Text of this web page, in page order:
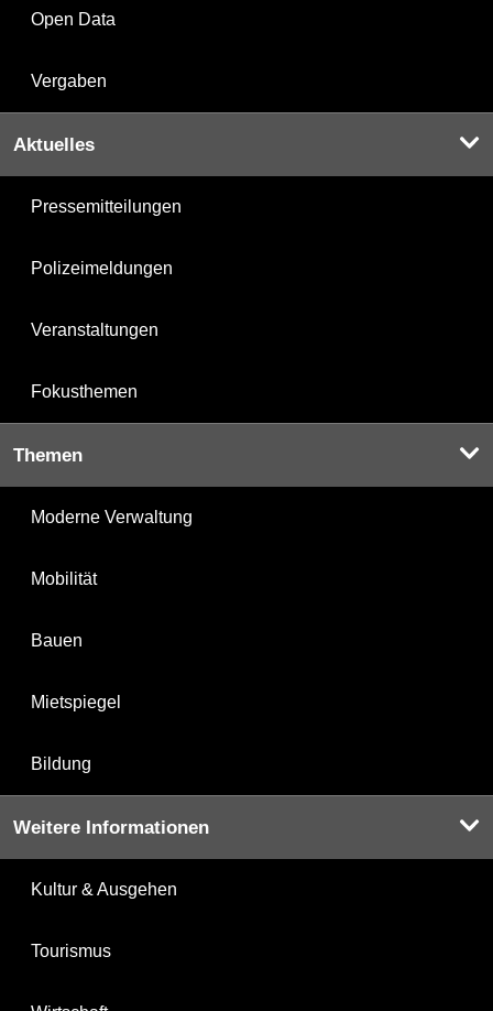
Open Data
Vergaben
Aktuelles
Pressemitteilungen
Polizeimeldungen
Veranstaltungen
Fokusthemen
Themen
Moderne Verwaltung
Mobilität
Bauen
Mietspiegel
Bildung
Weitere Informationen
Kultur & Ausgehen
Tourismus